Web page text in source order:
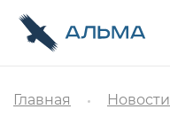
Главная Новости